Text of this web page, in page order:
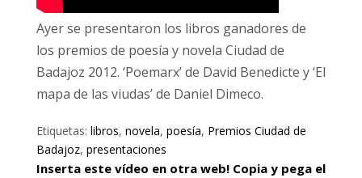
Ayer se presentaron los libros ganadores de
los premios de poesía y novela Ciudad de
Badajoz 2012. ‘Poemarx’ de David Benedicte y ‘El
mapa de las viudas’ de Daniel Dimeco.
Etiquetas: libros, novela, poesía, Premios Ciudad de
Badajoz, presentaciones
Inserta este vídeo en otra web! Copia y pega el